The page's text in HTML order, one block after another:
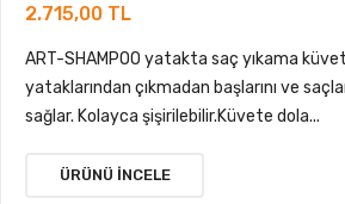
2.715,00 TL
ART-SHAMPOO yatakta saç yıkama
yataklarından çıkmadan başlarını ve
sağlar. Kolayca şişirilebilir.Küvete dola...
ÜRÜNÜ İNCELE